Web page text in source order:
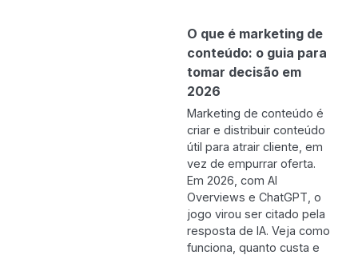
O que é marketing de
conteúdo: o guia para
tomar decisão em
2026
Marketing de conteúdo é
criar e distribuir conteúdo
útil para atrair cliente, em
vez de empurrar oferta.
Em 2026, com AI
Overviews e ChatGPT, o
jogo virou ser citado pela
resposta de IA. Veja como
funciona, quanto custa e